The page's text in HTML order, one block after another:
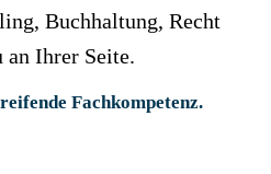
Buchhaltung, Recht
an Ihrer Seite.
Fachkompetenz.